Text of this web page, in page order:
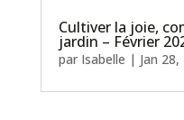
Cultiver la joie,
jardin – Février
par Isabelle | Jan 28,